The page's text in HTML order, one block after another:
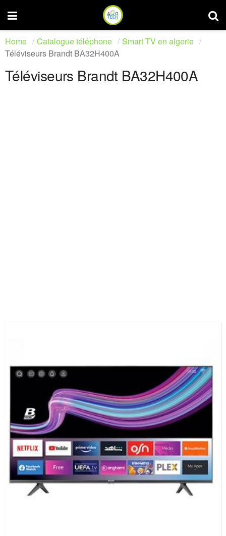
Home Catalogue téléphone
Smart TV en algerie
Téléviseurs Brandt BA32H400A
Téléviseurs Brandt BA32H400A